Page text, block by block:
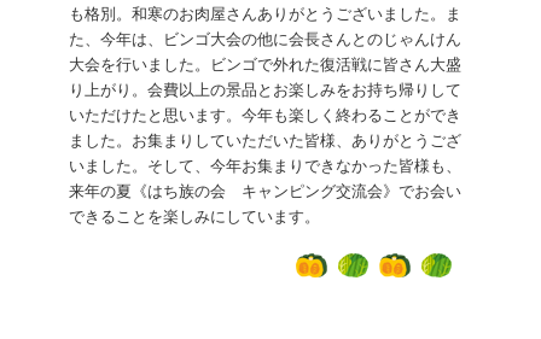
も格別。和寒のお肉屋さんありがとうございました。ま
た、今年は、ビンゴ大会の他に会長さんとのじゃんけん
大会を行いました。ビンゴで外れた復活戦に皆さん大盛
り上がり。会費以上の景品とお楽しみをお持ち帰りして
いただけたと思います。今年も楽しく終わることができ
ました。お集まりしていただいた皆様、ありがとうござ
いました。そして、今年お集まりできなかった皆様も、
来年の夏《はち族の会 キャンピング交流会》でお会い
できることを楽しみにしています。